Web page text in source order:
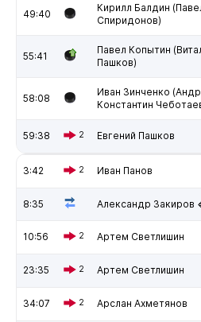
49:40
Кирилл Балдин
Спиридонов)
55:41
Павел Копытин
Пашков)
58:08
Иван Зинченко
Константин
59:38 2 Евгений Пашков
3:42 2 Иван Панов
8:35 Александр Закиров
10:56 2 Артем Светлишин
23:35 2 Артем Светлишин
34:07 2 Арслан Ахметянов